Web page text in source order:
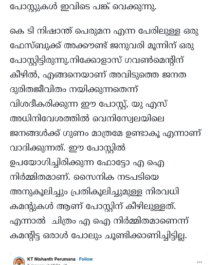
പോസ്റ്റുകൾ ഇവിടെ പങ്ക് വെക്കുന്നു.
കെ ടി നിഷാന്ത് പെരുമന എന്ന പേരിലുള്ള ഒരു
ഫേസ്ബുക്ക് അക്കൗണ്ട് ജനുവരി മൂന്നിന് ഒരു
പോസ്റ്റിട്ടിരുന്നു.നിക്കോളാസ് ഗവൺമെൻ്റിന്
കീഴിൽ, എങ്ങനെയാണ് അവിടുത്തെ ജനത
ദുരിതജീവിതം നയിക്കുന്നതെന്ന്
വിശദീകരിക്കുന്ന ഈ പോസ്റ്റ്, യു എസ്
അധിനിവേശത്തിൽ വെനിസ്വേലയിലെ
ജനങ്ങൾക്ക് ഗുണം മാത്രമേ ഉണ്ടാകൂ എന്നാണ്
വാദിക്കുന്നത്. ഈ പോസ്റ്റിൽ
ഉപയോഗിച്ചിരിക്കുന്ന ഫോട്ടോ എ ഐ
നിർമ്മിതമാണ്. സൈനിക നടപടിയെ
അനുകൂലിച്ചും പ്രതികൂലിച്ചുമുള്ള നിരവധി
കമൻ്റുകൾ ആണ് പോസ്റ്റിന് കീഴിലുള്ളത്.
എന്നാൽ ചിത്രം എ ഐ നിർമ്മിതമാണെന്ന്
കമന്റിട്ട ഒരാൾ പോലും ചൂണ്ടിക്കാണിച്ചിട്ടില്ല.